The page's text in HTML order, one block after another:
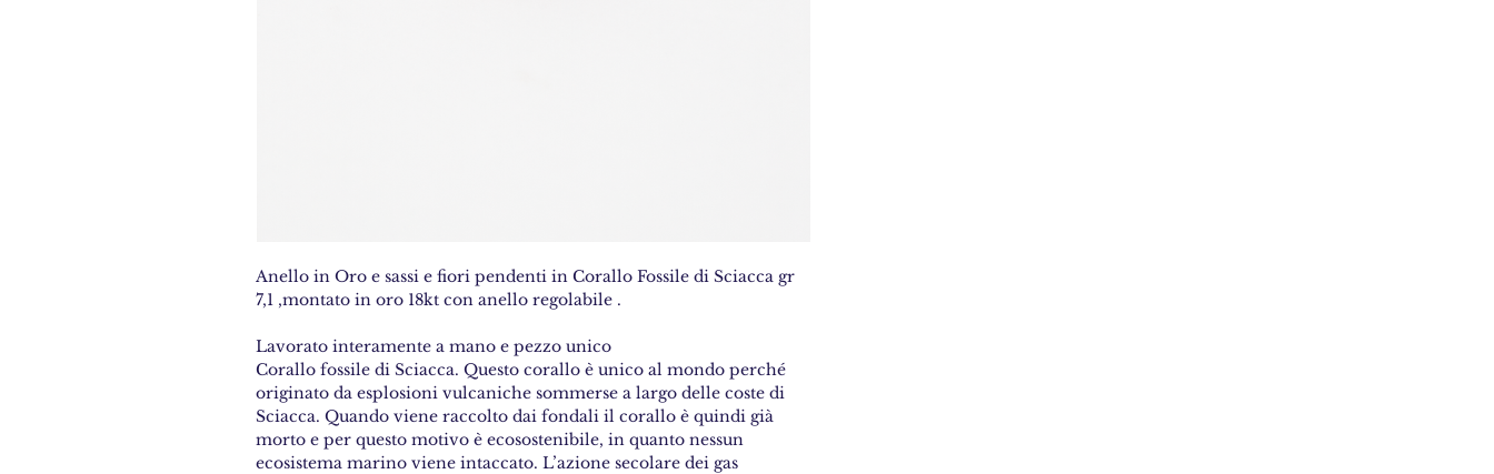
Anello in Oro e sassi e fiori pendenti in Corallo Fossile di Sciacca gr
7,1 ,montato in oro 18kt con anello regolabile .
Lavorato interamente a mano e pezzo unico
Corallo fossile di Sciacca. Questo corallo è unico al mondo perché
originato da esplosioni vulcaniche sommerse a largo delle coste di
Sciacca. Quando viene raccolto dai fondali il corallo è quindi già
morto e per questo motivo è ecosostenibile, in quanto nessun
ecosistema marino viene intaccato. L’azione secolare dei gas